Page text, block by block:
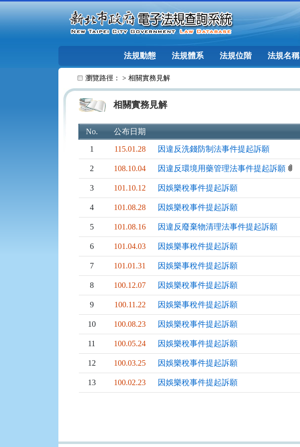
法規動態 法規體系 法規位階 法規名稱
瀏覽路徑： > 相關實務見解
相關實務見解
No. 公布日期
1 115.01.28 因違反洗錢防制法事件提起訴願
2 108.10.04 因違反環境用藥管理法事件提起訴願
3 101.10.12 因娛樂稅事件提起訴願
4 101.08.28 因娛樂稅事件提起訴願
5 101.08.16 因違反廢棄物清理法事件提起訴願
6 101.04.03 因娛樂事稅件提起訴願
7 101.01.31 因娛樂事稅件提起訴願
8 100.12.07 因娛樂稅事件提起訴願
9 100.11.22 因娛樂事稅件提起訴願
10 100.08.23 因娛樂稅事件提起訴願
11 100.05.24 因娛樂稅事件提起訴願
12 100.03.25 因娛樂稅事件提起訴願
13 100.02.23 因娛樂稅事件提起訴願